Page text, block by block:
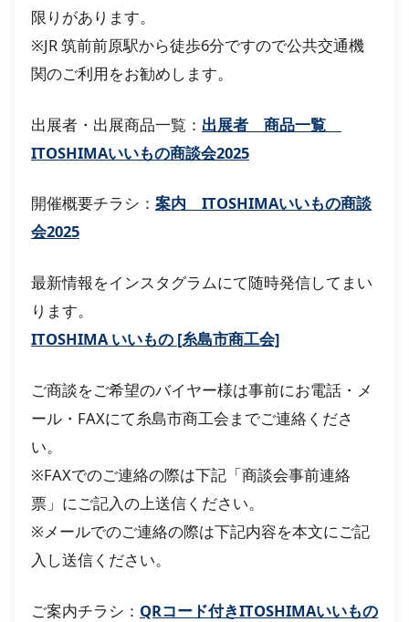
限りがあります。
※JR 筑前前原駅から徒歩6分ですので公共交通機
関のご利用をお勧めします。
出展者・出展商品一覧： 出展者 商品一覧
ITOSHIMAいいもの商談会2025
開催概要チラシ： 案内 ITOSHIMAいいもの商談
会2025
最新情報をインスタグラムにて随時発信してまい
ります。
ITOSHIMA いいもの [糸島市商工会]
ご商談をご希望のバイヤー様は事前にお電話・メ
ール・FAXにて糸島市商工会までご連絡くださ
い。
※FAXでのご連絡の際は下記「商談会事前連絡
票」にご記入の上送信ください。
※メールでのご連絡の際は下記内容を本文にご記
入し送信ください。
ご案内チラシ： QRコード付きITOSHIMAいいもの